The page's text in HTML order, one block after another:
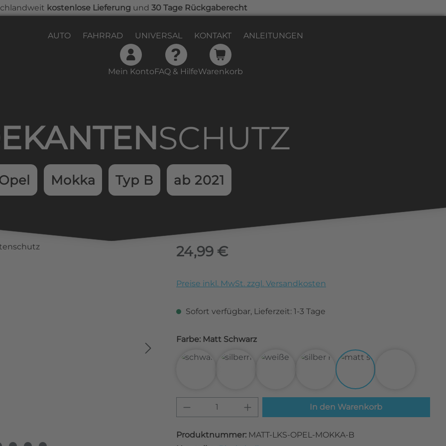
kostenlose Lieferung und 30 Tage Rückgaberecht
AUTO FAHRRAD UNIVERSAL KONTAKT ANLEITUNGEN
Mein KontoFAQ & HilfeWarenkorb
SCHUTZ
Mokka Typ B ab 2021
Regulärer Preis:
24,99 €
Preise inkl. MwSt. zzgl. Versandkosten
Sofort verfügbar, Lieferzeit: 1-3 Tage
Farbe: Matt Schwarz
3D Carbon WeißAlu gebürstet Silber
Matt Schwarz
Produkt Anzahl: Gib den gewünschten
In den Warenkorb
Produktnummer: MATT-LKS-OPEL-MOKKA-B